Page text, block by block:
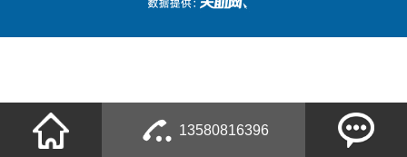
13580816396